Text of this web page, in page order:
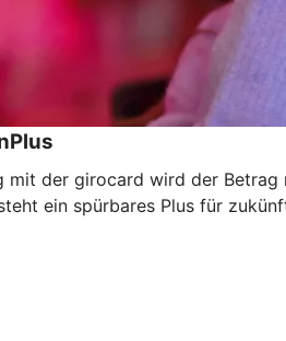
mit der girocard wird der
ein spürbares Plus für